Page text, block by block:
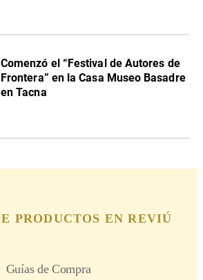
Comenzó el “Festival de Autores de
Frontera” en la Casa Museo Basadre
en Tacna